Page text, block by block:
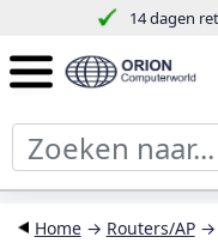
14 dagen
Home→ Routers/AP→